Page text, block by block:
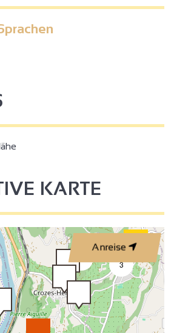
KARTE
Anreise
3